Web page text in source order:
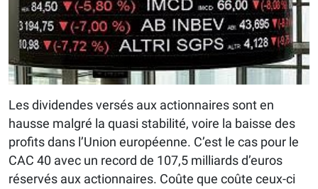
Les dividendes versés aux actionnaires sont en
hausse malgré la quasi stabilité, voire la baisse des
profits dans l’Union européenne. C’est le cas pour le
CAC 40 avec un record de 107,5 milliards d’euros
réservés aux actionnaires. Coûte que coûte ceux-ci